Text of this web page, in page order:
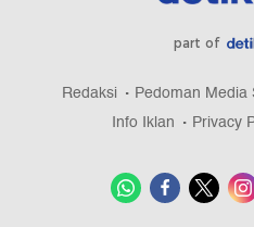
part of
Redaksi Pedoman Media
Info Iklan
Privacy